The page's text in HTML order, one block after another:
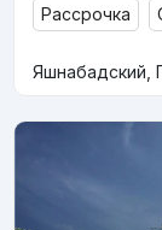
Рассрочка
Яшнабадский,